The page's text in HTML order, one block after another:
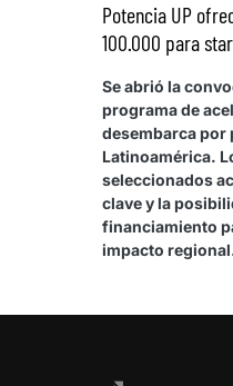
Potencia UP
100.000 para
Se abrió la
programa de
desembarca por
Latinoamérica.
seleccionados
clave y la
financiamiento
impacto